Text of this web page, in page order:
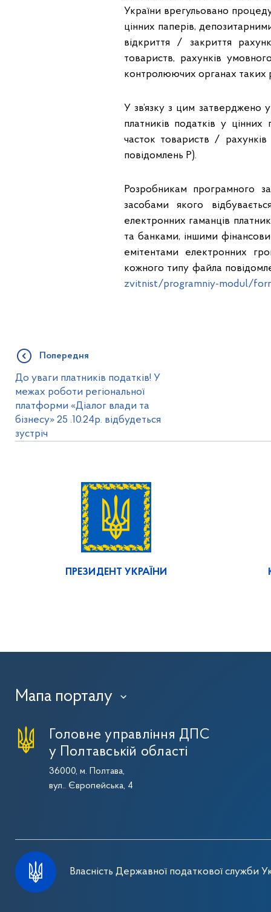
України врегульовано
цінних паперів,
відкриття / закриття
товариств, рахунків
контролюючих органах таких
У зв’язку з цим затверджено
платників податків у
часток товариств /
повідомлень P).
Розробникам програмного
засобами якого
електронних гаманців
та банками, іншими
емітентами електронних
кожного типу файла
zvitnist/programniy-modul/
Попередня
До уваги платників податків! У
межах роботи регіональної
платформи «Діалог влади та
бізнесу» 25 .10.24р. відбудеться
зустріч
ПРЕЗИДЕНТ УКРАЇНИ
Мапа порталу ›
Головне управління ДПС
у Полтавській області
36000, м. Полтава,
вул.. Європейська, 4
Власність Державної податкової служби